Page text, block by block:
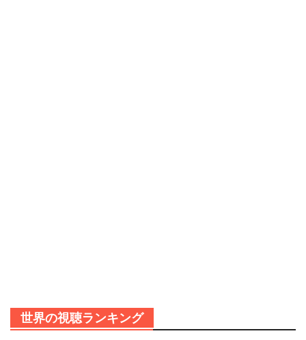
世界の視聴ランキング